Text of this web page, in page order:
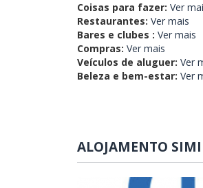
Coisas para fazer: Ver
Restaurantes: Ver mais
Bares e clubes : Ver mais
Compras: Ver mais
Veículos de aluguer: Ver
Beleza e bem-estar: Ver
ALOJAMENTO